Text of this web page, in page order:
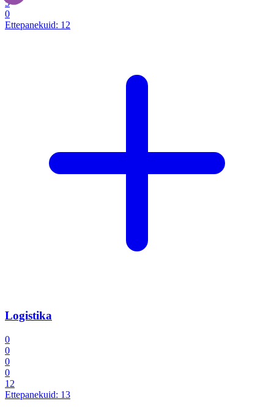
5
0
Ettepanekuid: 12
Logistika
0
0
0
0
12
Ettepanekuid: 13